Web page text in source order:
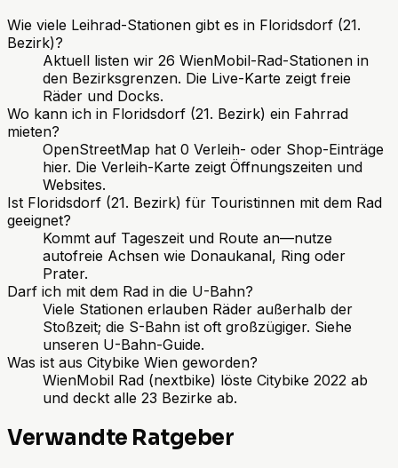
Wie viele Leihrad-Stationen gibt es in Floridsdorf (21.
Bezirk)?
Aktuell listen wir 26 WienMobil-Rad-Stationen in
den Bezirksgrenzen. Die Live-Karte zeigt freie
Räder und Docks.
Wo kann ich in Floridsdorf (21. Bezirk) ein Fahrrad
mieten?
OpenStreetMap hat 0 Verleih- oder Shop-Einträge
hier. Die Verleih-Karte zeigt Öffnungszeiten und
Websites.
Ist Floridsdorf (21. Bezirk) für Touristinnen mit dem Rad
geeignet?
Kommt auf Tageszeit und Route an—nutze
autofreie Achsen wie Donaukanal, Ring oder
Prater.
Darf ich mit dem Rad in die U-Bahn?
Viele Stationen erlauben Räder außerhalb der
Stoßzeit; die S-Bahn ist oft großzügiger. Siehe
unseren U-Bahn-Guide.
Was ist aus Citybike Wien geworden?
WienMobil Rad (nextbike) löste Citybike 2022 ab
und deckt alle 23 Bezirke ab.
Verwandte Ratgeber